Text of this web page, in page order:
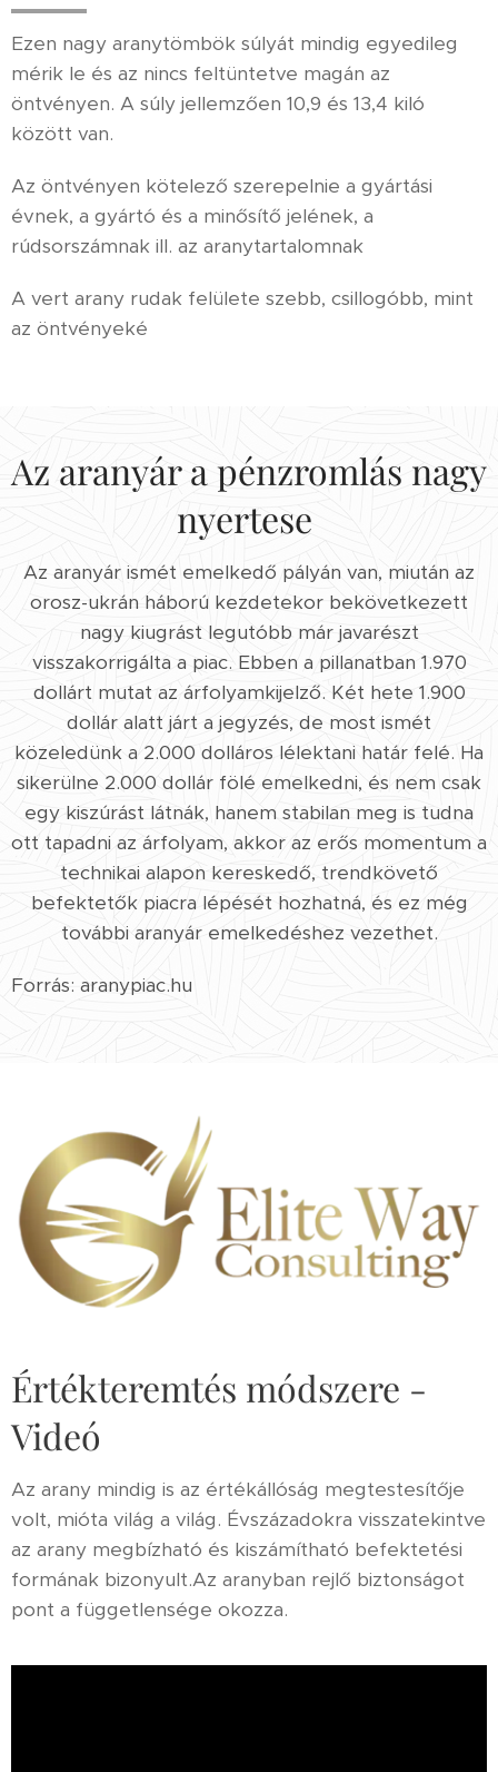
Ezen nagy aranytömbök súlyát mindig egyedileg
mérik le és az nincs feltüntetve magán az
öntvényen. A súly jellemzően 10,9 és 13,4 kiló
között van.
Az öntvényen kötelező szerepelnie a gyártási
évnek, a gyártó és a minősítő jelének, a
rúdsorszámnak ill. az aranytartalomnak
A vert arany rudak felülete szebb, csillogóbb, mint
az öntvényeké
Az aranyár a pénzromlás nagy
nyertese
Az aranyár ismét emelkedő pályán van, miután az
orosz-ukrán háború kezdetekor bekövetkezett
nagy kiugrást legutóbb már javarészt
visszakorrigálta a piac. Ebben a pillanatban 1.970
dollárt mutat az árfolyamkijelző. Két hete 1.900
dollár alatt járt a jegyzés, de most ismét
közeledünk a 2.000 dolláros lélektani határ felé. Ha
sikerülne 2.000 dollár fölé emelkedni, és nem csak
egy kiszúrást látnák, hanem stabilan meg is tudna
ott tapadni az árfolyam, akkor az erős momentum a
technikai alapon kereskedő, trendkövető
befektetők piacra lépését hozhatná, és ez még
további aranyár emelkedéshez vezethet.
Forrás: aranypiac.hu
Értékteremtés módszere -
Videó
Az arany mindig is az értékállóság megtestesítője
volt, mióta világ a világ. Évszázadokra visszatekintve
az arany megbízható és kiszámítható befektetési
formának bizonyult.Az aranyban rejlő biztonságot
pont a függetlensége okozza.